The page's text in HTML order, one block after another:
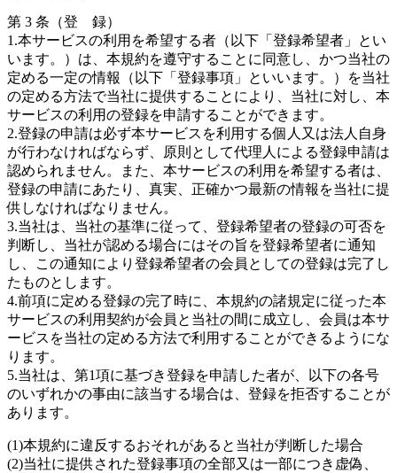
第 3 条（登 録）
1.本サービスの利用を希望する者（以下「登録希望者」とい
います。）は、本規約を遵守することに同意し、かつ当社の
定める一定の情報（以下「登録事項」といいます。）を当社
の定める方法で当社に提供することにより、当社に対し、本
サービスの利用の登録を申請することができます。
2.登録の申請は必ず本サービスを利用する個人又は法人自身
が行わなければならず、原則として代理人による登録申請は
認められません。また、本サービスの利用を希望する者は、
登録の申請にあたり、真実、正確かつ最新の情報を当社に提
供しなければなりません。
3.当社は、当社の基準に従って、登録希望者の登録の可否を
判断し、当社が認める場合にはその旨を登録希望者に通知
し、この通知により登録希望者の会員としての登録は完了し
たものとします。
4.前項に定める登録の完了時に、本規約の諸規定に従った本
サービスの利用契約が会員と当社の間に成立し、会員は本サ
ービスを当社の定める方法で利用することができるようにな
ります。
5.当社は、第1項に基づき登録を申請した者が、以下の各号
のいずれかの事由に該当する場合は、登録を拒否することが
あります。
(1)本規約に違反するおそれがあると当社が判断した場合
(2)当社に提供された登録事項の全部又は一部につき虚偽、